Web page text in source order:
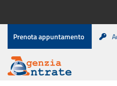
contenuto
Menu
di
servizio
Prenota appuntamento